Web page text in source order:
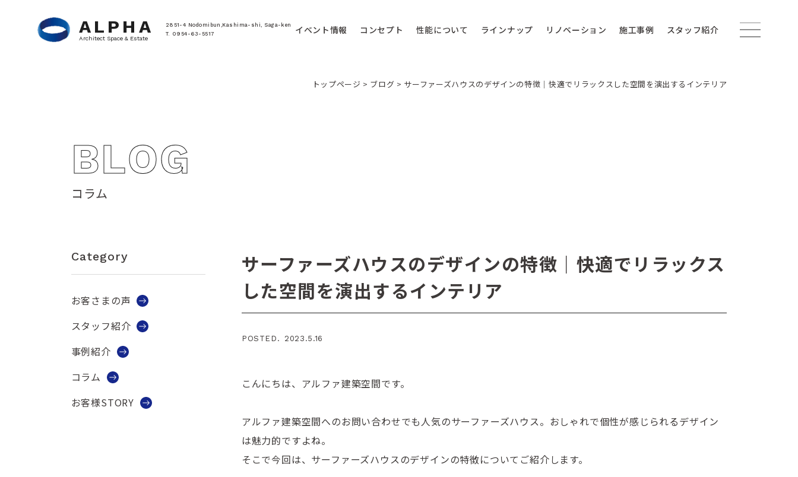
ALPHA
Architect Space & Estate
2851-4 Nodomibun,Kashima-shi, Saga-ken
T. 0954-63-5517
イベント情報 コンセプト 性能について ラインナップ リノベーション 施工事例 スタッフ紹介
トップページ > ブログ > サーファーズハウスのデザインの特徴｜快適でリラックスした空間を演出するインテリア
BLOG
コラム
サーファーズハウスのデザインの特徴｜快適でリラックス
した空間を演出するインテリア
POSTED. 2023.5.16
こんにちは、アルファ建築空間です。
アルファ建築空間へのお問い合わせでも人気のサーファーズハウス。おしゃれで個性が感じられるデザイン
は魅力的ですよね。
そこで今回は、サーファーズハウスのデザインの特徴についてご紹介します。
Category
お客さまの声
スタッフ紹介
事例紹介
コラム
お客様STORY